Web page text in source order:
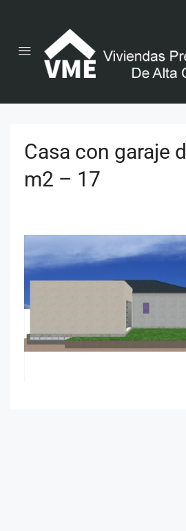
Casa con garaje
m2 – 17